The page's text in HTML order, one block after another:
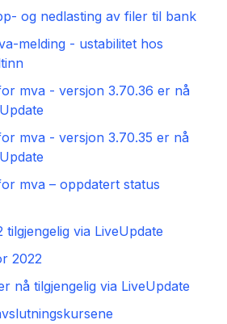
og nedlasting av filer til bank
melding - ustabilitet hos
mva - versjon 3.70.36 er nå
mva - versjon 3.70.35 er nå
mva – oppdatert status
via LiveUpdate
2022
nå tilgjengelig via LiveUpdate